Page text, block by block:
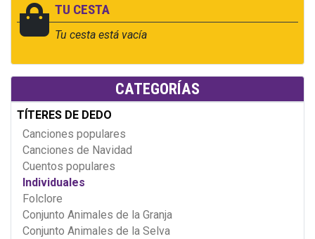
TU CESTA
Tu cesta está vacía
CATEGORÍAS
TÍTERES DE DEDO
Canciones populares
Canciones de Navidad
Cuentos populares
Individuales
Folclore
Conjunto Animales de la Granja
Conjunto Animales de la Selva